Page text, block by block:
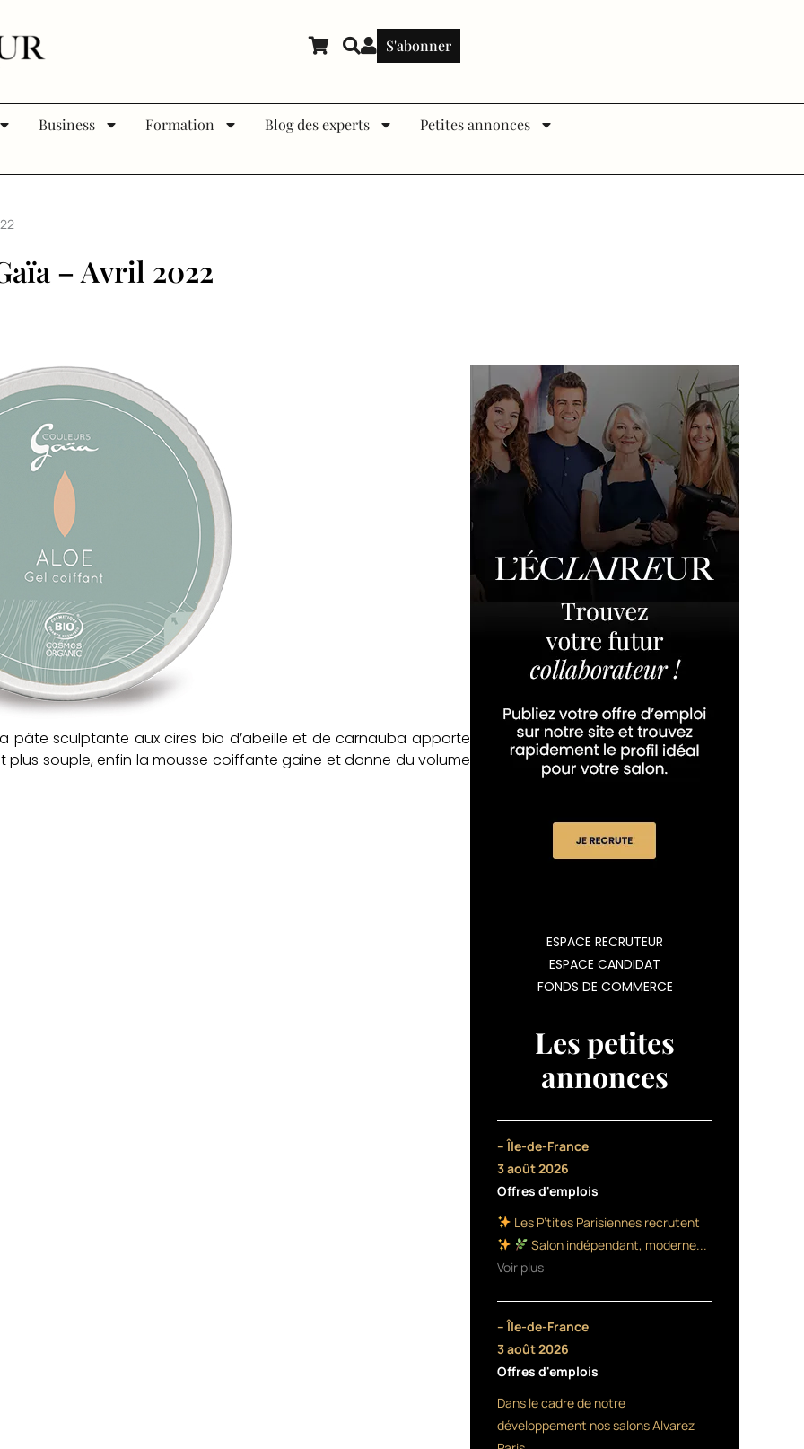
S'abonner
Business Formation Blog des experts Petites annonces
– Avril 2022
pâte sculptante aux cires bio d’abeille et de carnauba apporte
plus souple, enfin la mousse coiffante gaine et donne du volume
ESPACE RECRUTEUR
ESPACE CANDIDAT
FONDS DE COMMERCE
Les petites
annonces
– Île-de-France
3 août 2026
Offres d'emplois
Les P’tites Parisiennes recrutent
Salon indépendant, moderne...
Voir plus
– Île-de-France
3 août 2026
Offres d'emplois
Dans le cadre de notre
développement nos salons Alvarez